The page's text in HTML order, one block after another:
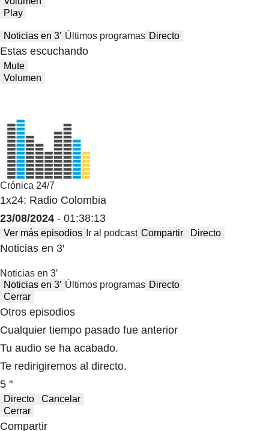
Play
Noticias en 3′ Últimos programas Directo
Estas escuchando
Mute
Volumen
Crónica 24/7
1x24: Radio Colombia
23/08/2024 - 01:38:13
Ver más episodios Ir al podcast Compartir Directo
Noticias en 3′
Noticias en 3′
Noticias en 3′ Últimos programas Directo
Cerrar
Otros episodios
Cualquier tiempo pasado fue anterior
Tu audio se ha acabado.
Te redirigiremos al directo.
5 "
Directo
Cancelar
Cerrar
Compartir